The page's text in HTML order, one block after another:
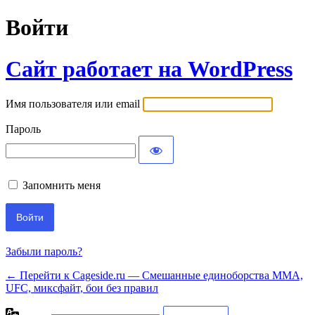
Войти
Сайт работает на WordPress
Имя пользователя или email
Пароль
Запомнить меня
Забыли пароль?
← Перейти к Cageside.ru — Смешанные единоборства MMA,
UFC, миксфайт, бои без правил